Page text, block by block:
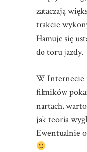
zataczają
trakcie
Hamuje się
do toru jazdy.
W Internecie
filmików
nartach,
jak teoria
Ewentualnie